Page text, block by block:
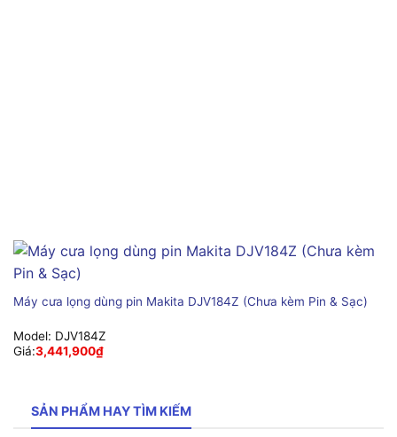
Máy cưa lọng dùng pin Makita DJV184Z (Chưa kèm Pin & Sạc)
Model: DJV184Z
Giá:3,441,900₫
SẢN PHẨM HAY TÌM KIẾM